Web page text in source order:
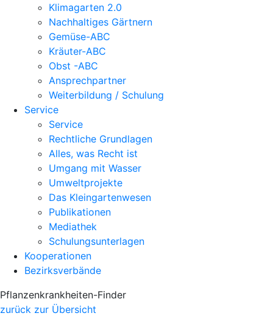
Klimagarten 2.0
Nachhaltiges Gärtnern
Gemüse-ABC
Kräuter-ABC
Obst -ABC
Ansprechpartner
Weiterbildung / Schulung
Service
Service
Rechtliche Grundlagen
Alles, was Recht ist
Umgang mit Wasser
Umweltprojekte
Das Kleingartenwesen
Publikationen
Mediathek
Schulungsunterlagen
Kooperationen
Bezirksverbände
Pflanzenkrankheiten-Finder
zurück zur Übersicht